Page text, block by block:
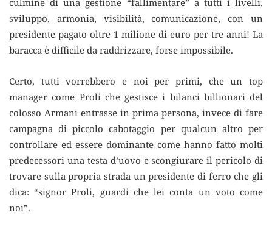
culmine di una gestione “fallimentare” a tutti i livelli,
sviluppo, armonia, visibilità, comunicazione, con un
presidente pagato oltre 1 milione di euro per tre anni! La
baracca è difficile da raddrizzare, forse impossibile.
Certo, tutti vorrebbero e noi per primi, che un top
manager come Proli che gestisce i bilanci billionari del
colosso Armani entrasse in prima persona, invece di fare
campagna di piccolo cabotaggio per qualcun altro per
controllare ed essere dominante come hanno fatto molti
predecessori una testa d’uovo e scongiurare il pericolo di
trovare sulla propria strada un presidente di ferro che gli
dica: “signor Proli, guardi che lei conta un voto come
noi”.